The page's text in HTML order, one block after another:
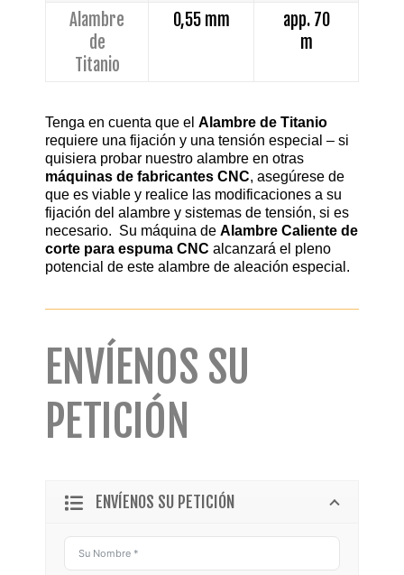
Alambre
de
Titanio
0,55 mm
app. 70
m
Tenga en cuenta que el Alambre de Titanio
requiere una fijación y una tensión especial – si
quisiera probar nuestro alambre en otras
máquinas de fabricantes CNC, asegúrese de
que es viable y realice las modificaciones a su
fijación del alambre y sistemas de tensión, si es
necesario. Su máquina de Alambre Caliente de
corte para espuma CNC alcanzará el pleno
potencial de este alambre de aleación especial.
ENVÍENOS SU
PETICIÓN
ENVÍENOS SU PETICIÓN